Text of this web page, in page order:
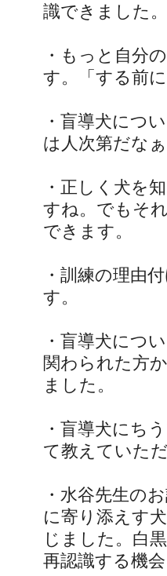
識できました。
・もっと自分
す。「する前
・盲導犬につ
は人次第だな
・正しく犬を
すね。でもそ
できます。
・訓練の理由
す。
・盲導犬につ
関わられた方
ました。
・盲導犬にち
て教えていた
・水谷先生の
に寄り添えす
じました。白
再認識する機